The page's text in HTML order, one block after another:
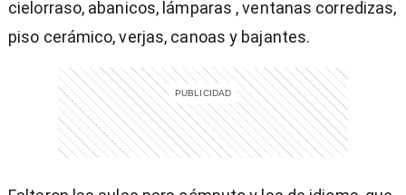
cielorraso, abanicos, lámparas , ventanas corredizas,
piso cerámico, verjas, canoas y bajantes.